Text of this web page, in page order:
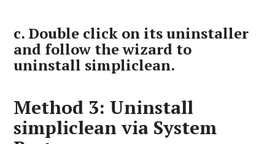
c. Double click on its uninstaller
and follow the wizard to
uninstall simpliclean.
Method 3: Uninstall
simpliclean via System